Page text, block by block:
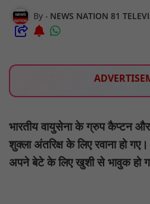
NEWS NATION 81
भारतीय वायुसेना के ग्रुप कैप्टन और
शुक्ला अंतरिक्ष के लिए रवाना हो
अपने बेटे के लिए खुशी से भावुक हो